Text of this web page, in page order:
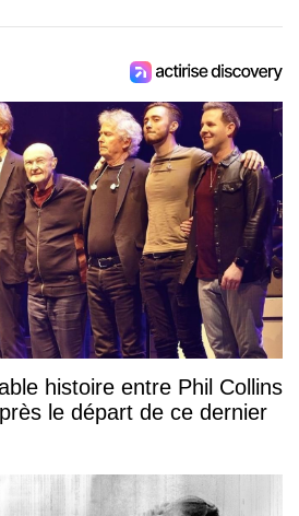
histoire entre Phil Collins
le départ de ce dernier